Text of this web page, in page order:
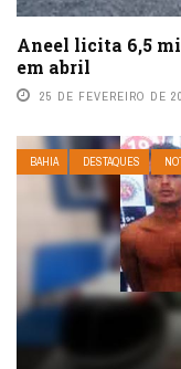
Aneel licita 6,5
em abril
25 DE FEVEREIRO DE
BAHIA DESTAQUES